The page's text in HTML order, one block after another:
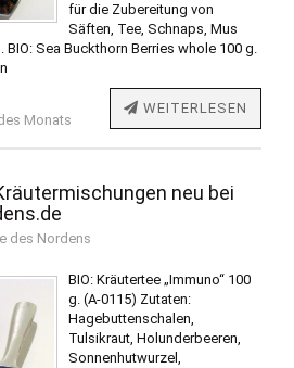
für die Zubereitung von
Säften, Tee, Schnaps, Mus
Sea Buckthorn Berries whole 100 g.
WEITERLESEN
Monats
neu bei
des Nordens
BIO: Kräutertee „Immuno“ 100
g. (A-0115) Zutaten:
Hagebuttenschalen,
Tulsikraut, Holunderbeeren,
Sonnenhutwurzel,